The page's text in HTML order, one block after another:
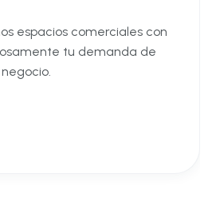
espacios comerciales con
tu demanda de